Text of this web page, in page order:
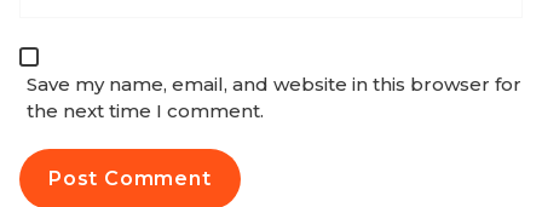
Save my name, email, and website in this browser for
the next time I comment.